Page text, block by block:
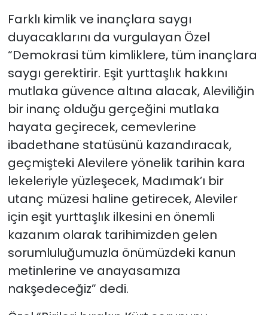
Farklı kimlik ve inançlara saygı
duyacaklarını da vurgulayan Özel
“Demokrasi tüm kimliklere, tüm inançlara
saygı gerektirir. Eşit yurttaşlık hakkını
mutlaka güvence altına alacak, Aleviliğin
bir inanç olduğu gerçeğini mutlaka
hayata geçirecek, cemevlerine
ibadethane statüsünü kazandıracak,
geçmişteki Alevilere yönelik tarihin kara
lekeleriyle yüzleşecek, Madımak’ı bir
utanç müzesi haline getirecek, Aleviler
için eşit yurttaşlık ilkesini en önemli
kazanım olarak tarihimizden gelen
sorumluluğumuzla önümüzdeki kanun
metinlerine ve anayasamıza
nakşedeceğiz” dedi.